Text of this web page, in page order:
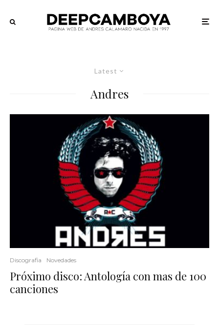
Latest
Andres
Discografia Novedades
Próximo disco: Antología con mas de 100
canciones